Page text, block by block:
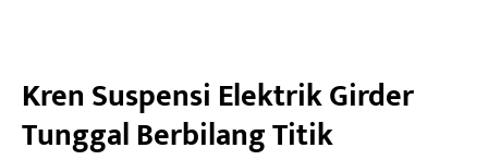
Kren Suspensi Elektrik Girder
Tunggal Berbilang Titik